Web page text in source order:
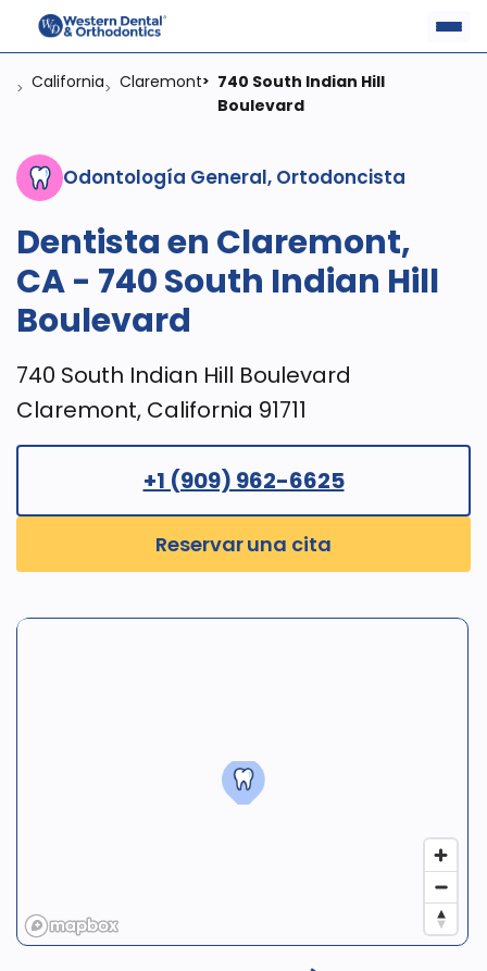
> California> Claremont> 740 South Indian Hill
Boulevard
Odontología General, Ortodoncista
Dentista en Claremont,
CA - 740 South Indian Hill
Boulevard
740 South Indian Hill Boulevard
Claremont, California 91711
Reservar una cita
+1 (909) 962-6625